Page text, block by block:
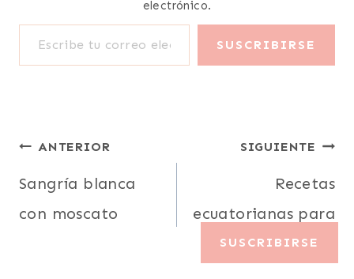
electrónico.
Escribe tu correo electrónico…
SUSCRIBIRSE
Navegación
de
entradas
ANTERIOR
Sangría blanca
con moscato
SIGUIENTE
Recetas
ecuatorianas para
Semana Santa
SUSCRIBIRSE